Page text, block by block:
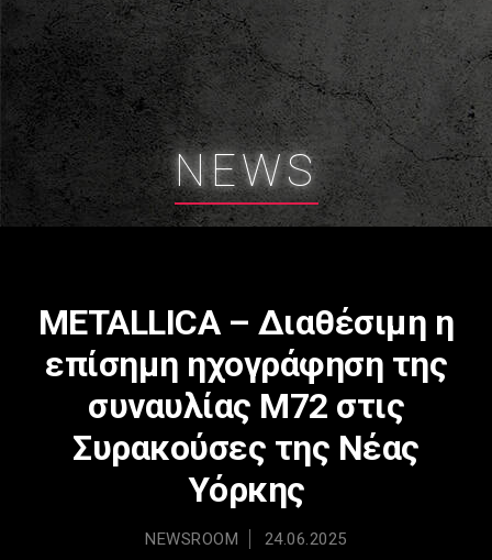
NEWS
METALLICA – Διαθέσιμη η
επίσημη ηχογράφηση της
συναυλίας M72 στις
Συρακούσες της Νέας
Υόρκης
NEWSROOM 24.06.2025